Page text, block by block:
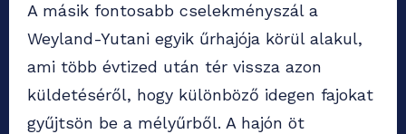
A másik fontosabb cselekményszál a
Weyland-Yutani egyik űrhajója körül alakul,
ami több évtized után tér vissza azon
küldetéséről, hogy különböző idegen fajokat
gyűjtsön be a mélyűrből. A hajón öt